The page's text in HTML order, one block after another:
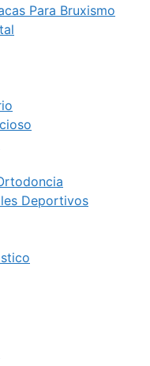
Para Bruxismo
Deportivos